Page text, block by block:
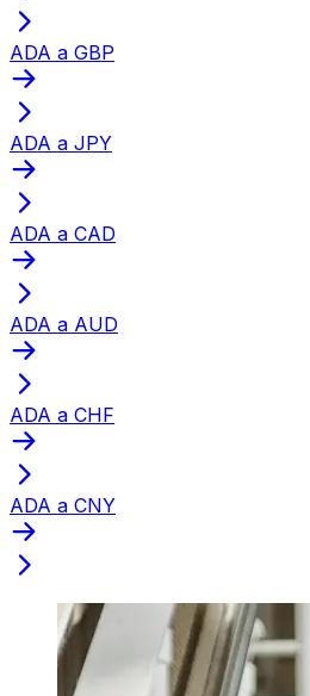
ADA a GBP
ADA a JPY
ADA a CAD
ADA a AUD
ADA a CHF
ADA a CNY